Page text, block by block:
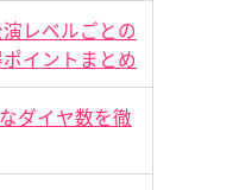
レベルごとの
イントまとめ
ダイヤ数を徹